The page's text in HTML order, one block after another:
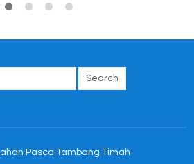
Pasca Tambang Timah